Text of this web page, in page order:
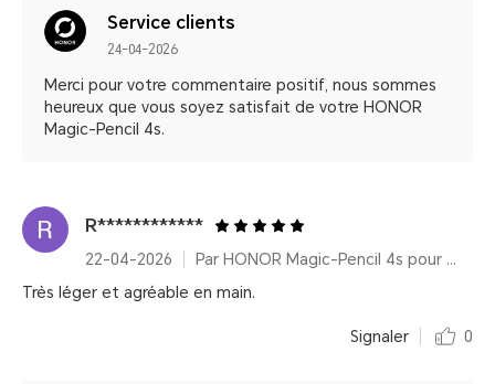
Service clients
24-04-2026
Merci pour votre commentaire positif, nous sommes
heureux que vous soyez satisfait de votre HONOR
Magic-Pencil 4s.
R************
22-04-2026
Par HONOR Magic-Pencil 4s pour HONOR MagicPad4
Très léger et agréable en main.
Signaler 0